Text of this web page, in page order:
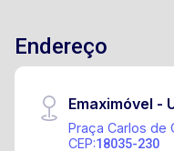
Endereço
Emaximóvel -
Praça Carlos de
CEP:18035-230